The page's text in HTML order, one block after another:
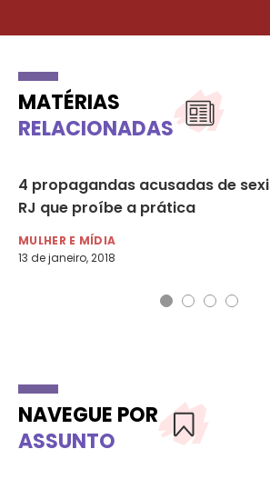
MATÉRIAS
RELACIONADAS
4 propagandas acusadas de
RJ que proíbe a prática
MULHER E MÍDIA
13 de janeiro, 2018
NAVEGUE POR
ASSUNTO